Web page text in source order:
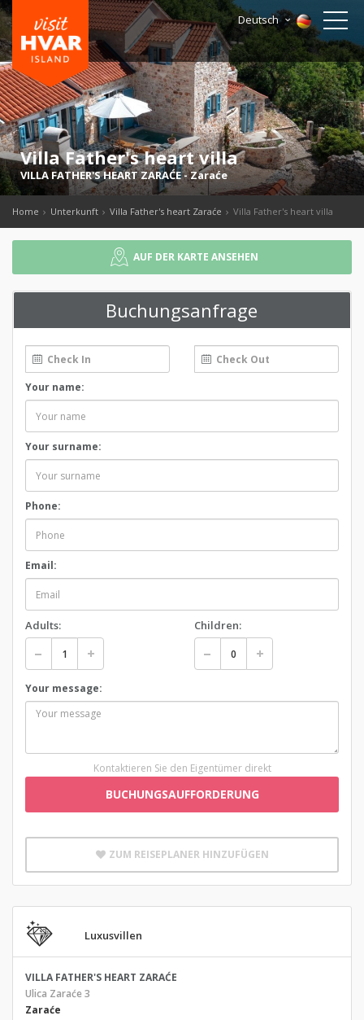
Deutsch
Villa Father's heart villa
VILLA FATHER'S HEART ZARAĆE-Zaraće
Home Unterkunft Villa Father's heart Zaraće Villa Father's heart villa
AUF DER KARTE ANSEHEN
Buchungsanfrage
Your name:
Your surname:
Phone:
Email:
Adults: Children:
Your message:
Kontaktieren Sie den Eigentümer direkt
BUCHUNGSAUFFORDERUNG
ZUM REISEPLANER HINZUFÜGEN
Luxusvillen
VILLA FATHER'S HEART ZARAĆE
Ulica Zaraće 3
Zaraće